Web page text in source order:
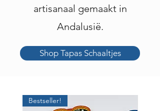
artisanaal gemaakt in
Andalusië.
Shop Tapas Schaaltjes
Bestseller!